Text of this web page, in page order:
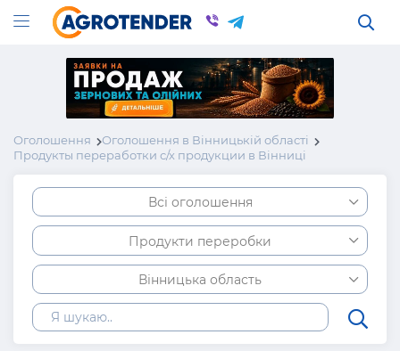
Оголошення
Оголошення в Вінницькій області
Продукты переработки с/х продукции в Вінниці
Всі оголошення
Продукти переробки
Вінницька область